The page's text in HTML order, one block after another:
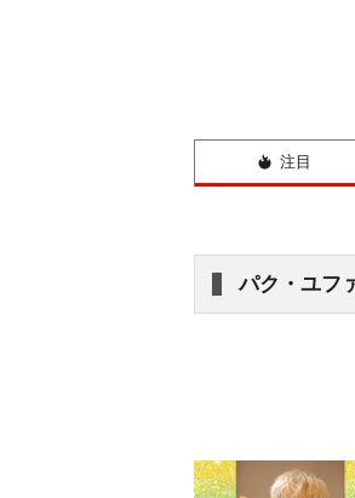
注目
パク・ユフ